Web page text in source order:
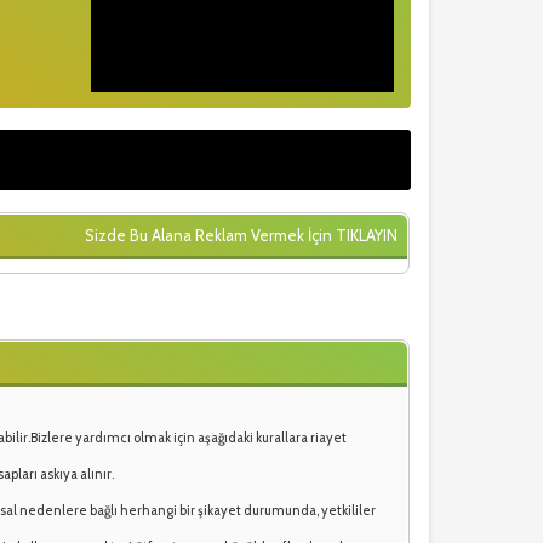
Sizde Bu Alana Reklam Vermek İçin TIKLAYIN
yardımcı olmak için aşağıdaki kurallara riayet
askıya alınır.
nedenlere bağlı herhangi bir şikayet durumunda, yetkililer